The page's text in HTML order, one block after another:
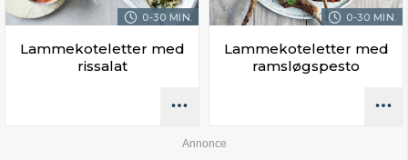
0-30 MIN.
Lammekoteletter med
rissalat
0-30 MIN.
Lammekoteletter med
ramsløgspesto